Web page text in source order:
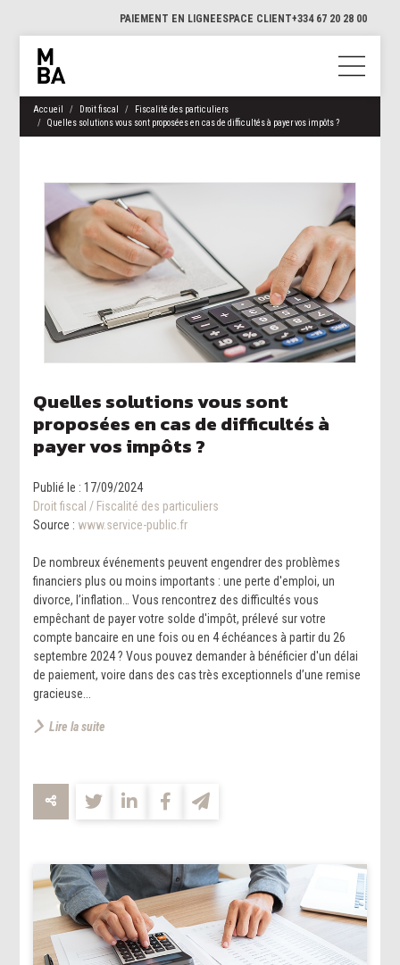
PAIEMENT EN LIGNEESPACE CLIENT+334 67 20 28 00
Accueil Droit fiscal
Fiscalité des particuliers
Quelles solutions vous sont proposées en cas de difficultés à payer vos impôts ?
Quelles solutions vous sont
proposées en cas de difficultés à
payer vos impôts ?
Publié le :17/09/2024
Droit fiscal / Fiscalité des particuliers
Source : www.service-public.fr
De nombreux événements peuvent engendrer des problèmes
financiers plus ou moins importants : une perte d'emploi, un
divorce, l’inflation… Vous rencontrez des difficultés vous
empêchant de payer votre solde d'impôt, prélevé sur votre
compte bancaire en une fois ou en 4 échéances à partir du 26
septembre 2024 ? Vous pouvez demander à bénéficier d'un délai
de paiement, voire dans des cas très exceptionnels d’une remise
gracieuse...
Lire la suite